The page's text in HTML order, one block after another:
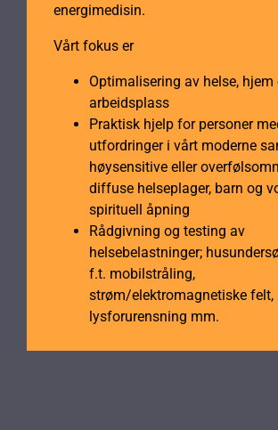
energimedisin.
Vårt fokus er
Optimalisering av helse, hjem
arbeidsplass
Praktisk hjelp for personer
utfordringer i vårt moderne
høysensitive eller
diffuse helseplager, barn og
spirituell åpning
Rådgivning og testing av
helsebelastninger;
f.t. mobilstråling,
strøm/elektromagnetiske felt,
lysforurensning mm.